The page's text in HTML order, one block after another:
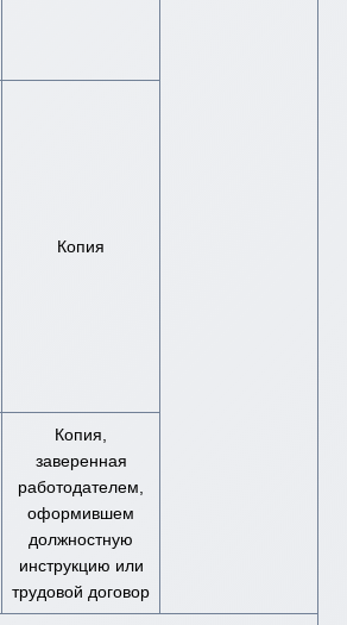
Копия
Копия,
заверенная
работодателем,
оформившем
должностную
инструкцию или
трудовой договор